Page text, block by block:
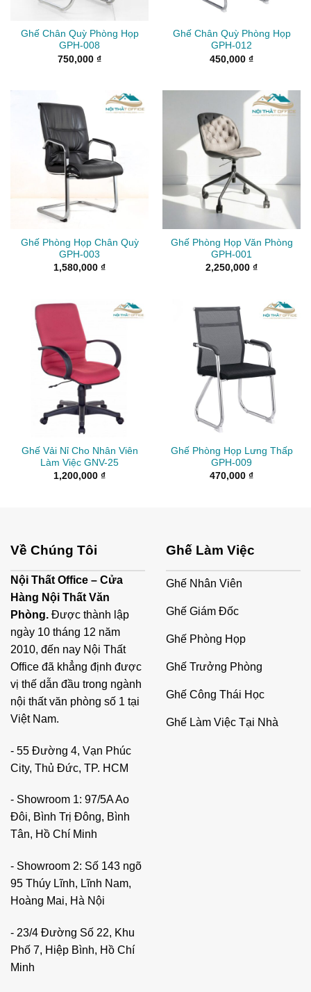
Ghế Chân Quỳ Phòng Họp
GPH-008
750,000 ₫
Ghế Chân Quỳ Phòng Họp
GPH-012
450,000 ₫
Ghế Phòng Họp Chân Quỳ
GPH-003
1,580,000 ₫
Ghế Phòng Họp Văn Phòng
GPH-001
2,250,000 ₫
Ghế Vải Nỉ Cho Nhân Viên
Làm Việc GNV-25
1,200,000 ₫
Ghế Phòng Họp Lưng Thấp
GPH-009
470,000 ₫
Về Chúng Tôi
Nội Thất Office – Cửa
Hàng Nội Thất Văn
Phòng. Được thành lập
ngày 10 tháng 12 năm
2010, đến nay Nội Thất
Office đã khẳng định được
vị thế dẫn đầu trong ngành
nội thất văn phòng số 1 tại
Việt Nam.
- 55 Đường 4, Vạn Phúc
City, Thủ Đức, TP. HCM
- Showroom 1: 97/5A Ao
Đôi, Bình Trị Đông, Bình
Tân, Hồ Chí Minh
- Showroom 2: Số 143 ngõ
95 Thúy Lĩnh, Lĩnh Nam,
Hoàng Mai, Hà Nội
- 23/4 Đường Số 22, Khu
Phố 7, Hiệp Bình, Hồ Chí
Minh
Ghế Làm Việc
Ghế Nhân Viên
Ghế Giám Đốc
Ghế Phòng Họp
Ghế Trưởng Phòng
Ghế Công Thái Học
Ghế Làm Việc Tại Nhà